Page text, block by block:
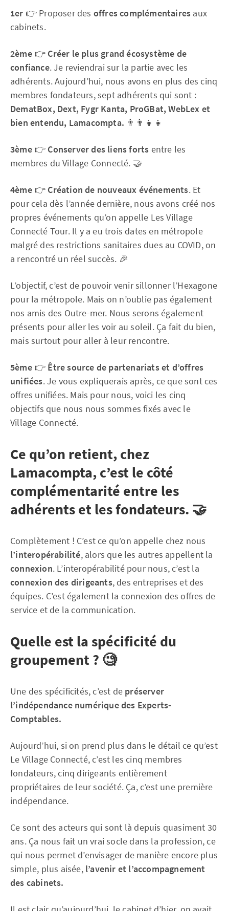
1er 👉 Proposer des offres complémentaires aux
cabinets.
2ème👉 Créer le plus grand écosystème de
confiance. Je reviendrai sur la partie avec les
adhérents. Aujourd’hui, nous avons en plus des cinq
membres fondateurs, sept adhérents qui sont :
DematBox, Dext, Fygr Kanta, ProGBat, WebLex et
bien entendu, Lamacompta. 👨‍👨‍👧‍👧
3ème👉 Conserver des liens forts entre les
membres du Village Connecté. 🤝
4ème👉 Création de nouveaux événements. Et
pour cela dès l’année dernière, nous avons créé nos
propres événements qu’on appelle Les Village
Connecté Tour. Il y a eu trois dates en métropole
malgré des restrictions sanitaires dues au COVID, on
a rencontré un réel succès. 🎉
L’objectif, c’est de pouvoir venir sillonner l’Hexagone
pour la métropole. Mais on n’oublie pas également
nos amis des Outre-mer. Nous serons également
présents pour aller les voir au soleil. Ça fait du bien,
mais surtout pour aller à leur rencontre.
5ème 👉 Être source de partenariats et d’offres
unifiées. Je vous expliquerais après, ce que sont ces
offres unifiées. Mais pour nous, voici les cinq
objectifs que nous nous sommes fixés avec le
Village Connecté.
Ce qu’on retient, chez
Lamacompta, c’est le côté
complémentarité entre les
adhérents et les fondateurs. 🤝
Complètement ! C’est ce qu’on appelle chez nous
l’interopérabilité, alors que les autres appellent la
connexion. L’interopérabilité pour nous, c’est la
connexion des dirigeants, des entreprises et des
équipes. C’est également la connexion des offres de
service et de la communication.
Quelle est la spécificité du
groupement ? 🧐
Une des spécificités, c’est de préserver
l’indépendance numérique des Experts-
Comptables.
Aujourd’hui, si on prend plus dans le détail ce qu’est
Le Village Connecté, c’est les cinq membres
fondateurs, cinq dirigeants entièrement
propriétaires de leur société. Ça, c’est une première
indépendance.
Ce sont des acteurs qui sont là depuis quasiment 30
ans. Ça nous fait un vrai socle dans la profession, ce
qui nous permet d’envisager de manière encore plus
simple, plus aisée, l’avenir et l’accompagnement
des cabinets.